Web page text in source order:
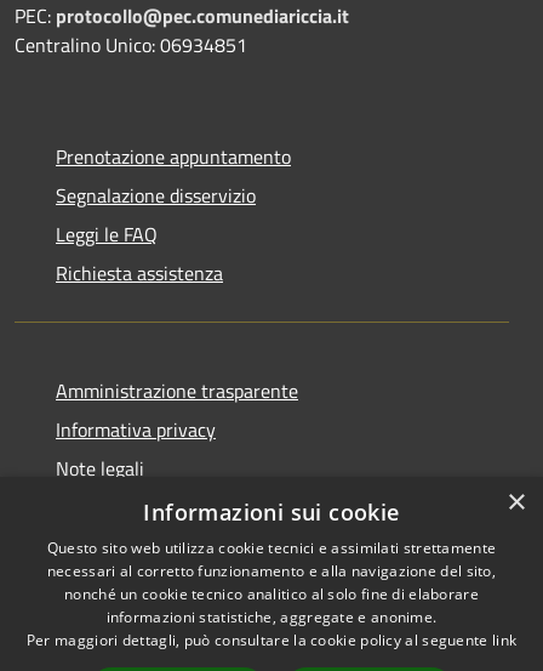
PEC: protocollo@pec.comunediariccia.it
Centralino Unico: 06934851
Prenotazione appuntamento
Segnalazione disservizio
Leggi le FAQ
Richiesta assistenza
Amministrazione trasparente
Informativa privacy
Note legali
Dichiarazione di accessibilità
RSS
Accessibilità
Copyright © 2026 • Comune di
×
Informazioni sui cookie
Questo sito web utilizza cookie tecnici e assimilati strettamente
necessari al corretto funzionamento e alla navigazione del sito,
nonché un cookie tecnico analitico al solo fine di elaborare
informazioni statistiche, aggregate e anonime.
Per maggiori dettagli, può consultare la cookie policy al seguente link